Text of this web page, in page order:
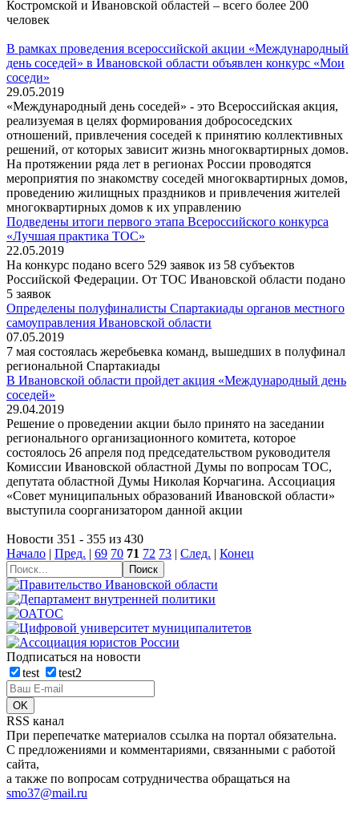
Костромской и Ивановской областей – всего более 200
человек
В рамках проведения всероссийской акции «Международный
день соседей» в Ивановской области объявлен конкурс «Мои
соседи»
29.05.2019
«Международный день соседей» - это Всероссийская акция,
реализуемая в целях формирования добрососедских
отношений, привлечения соседей к принятию коллективных
решений, от которых зависит жизнь многоквартирных домов.
На протяжении ряда лет в регионах России проводятся
мероприятия по знакомству соседей многоквартирных домов,
проведению жилищных праздников и привлечения жителей
многоквартирных домов к их управлению
Подведены итоги первого этапа Всероссийского конкурса
«Лучшая практика ТОС»
22.05.2019
На конкурс подано всего 529 заявок из 58 субъектов
Российской Федерации. От ТОС Ивановской области подано
5 заявок
Определены полуфиналисты Спартакиады органов местного
самоуправления Ивановской области
07.05.2019
7 мая состоялась жеребьевка команд, вышедших в полуфинал
региональной Спартакиады
В Ивановской области пройдет акция «Международный день
соседей»
29.04.2019
Решение о проведении акции было принято на заседании
регионального организационного комитета, которое
состоялось 26 апреля под председательством руководителя
Комиссии Ивановской областной Думы по вопросам ТОС,
депутата областной Думы Николая Корчагина. Ассоциация
«Совет муниципальных образований Ивановской области»
выступила соорганизатором данной акции
Новости 351 - 355 из 430
Начало | Пред. | 69 70 71 72 73 | След. | Конец
Подписаться на новости
test
test2
RSS канал
При перепечатке материалов ссылка на портал обязательна.
С предложениями и комментариями, связанными с работой
сайта,
а также по вопросам сотрудничества обращаться на
smo37@mail.ru